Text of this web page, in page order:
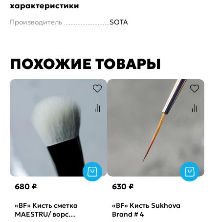
характеристики
Производитель SOTA
ПОХОЖИЕ ТОВАРЫ
680 ₽
«BF» Кисть сметка
MAESTRU/ ворс
630 ₽
«BF» Кисть Sukhova
Brand # 4